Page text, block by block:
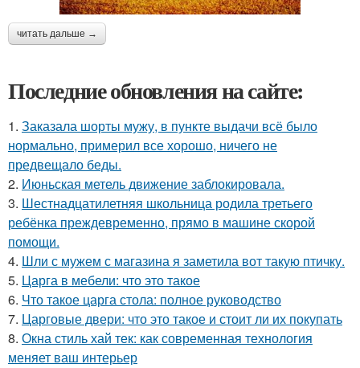
читать дальше →
Последние обновления на сайте:
1. Заказала шорты мужу, в пункте выдачи всё было
нормально, примерил все хорошо, ничего не
предвещало беды.
2. Июньская метель движение заблокировала.
3. Шестнадцатилетняя школьница родила третьего
ребёнка преждевременно, прямо в машине скорой
помощи.
4. Шли с мужем с магазина я заметила вот такую птичку.
5. Царга в мебели: что это такое
6. Что такое царга стола: полное руководство
7. Царговые двери: что это такое и стоит ли их покупать
8. Окна стиль хай тек: как современная технология
меняет ваш интерьер